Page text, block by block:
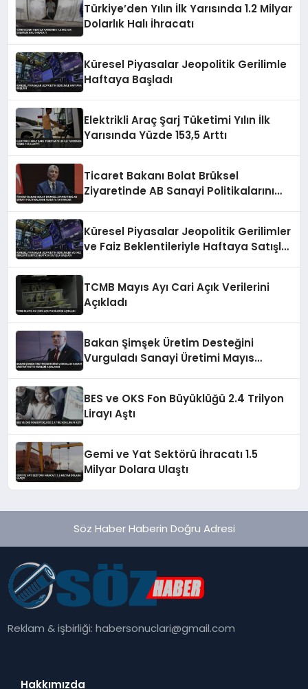
Türkiye’den Yılın İlk Yarısında 1.2 Milyar
Dolarlık Halı İhracatı
Küresel Piyasalar Jeopolitik Gerilimle
Haftaya Başladı
Elektrikli Araç Şarj Tüketimi Yılın İlk
Yarısında Yüzde 153,5 Arttı
Ticaret Bakanı Bolat Brüksel
Ziyaretinde AB Sanayi Politikalarını
Küresel Piyasalar Jeopolitik Gerilimler
ve Faiz Beklentileriyle Haftaya Satışla
TCMB Mayıs Ayı Cari Açık Verilerini
Açıkladı
Bakan Şimşek Üretim Desteğini
Vurguladı Sanayi Üretimi Mayıs
BES ve OKS Fon Büyüklüğü 2.4 Trilyon
Lirayı Aştı
Gemi ve Yat Sektörü İhracatı 1.5
Milyar Dolara Ulaştı
Söz Haber Haberin Doğru Adresi
Reklam & işbirliği:habersonuclari@gmail.com
Hakkımızda